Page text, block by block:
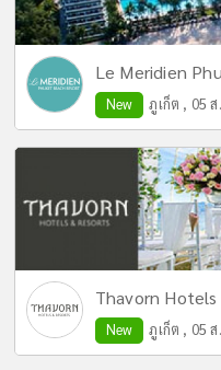
Le Meridien
New ภูเก็ต , 05
Thavorn
New ภูเก็ต , 05